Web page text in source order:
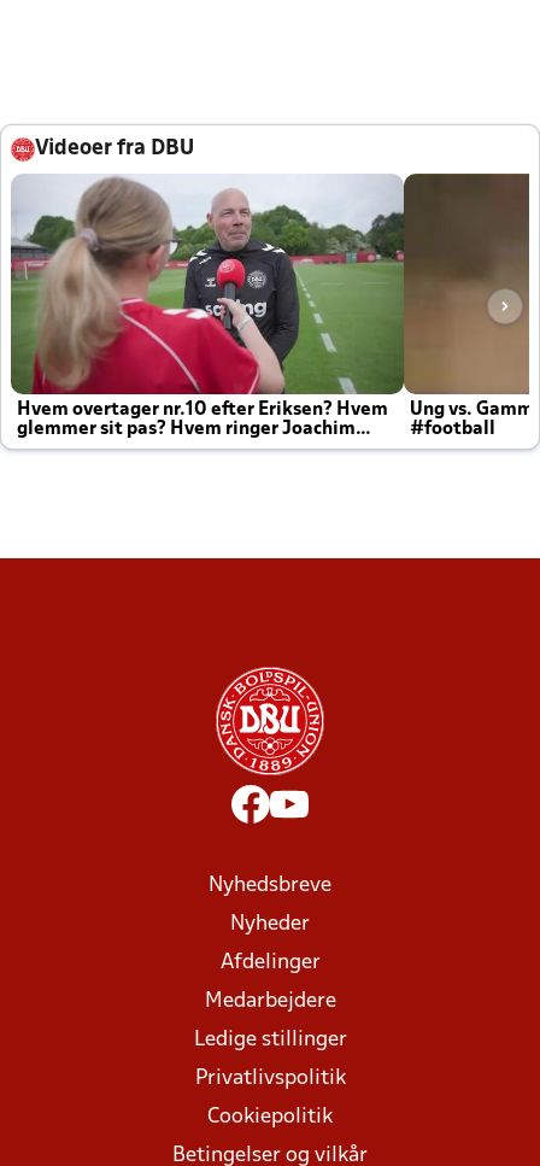
Videoer fra DBU
Hvem overtager nr.10 efter Eriksen? Hvem
glemmer sit pas? Hvem ringer Joachim
altid til efter kampe?
Ung vs.
#football
Nyhedsbreve
Nyheder
Afdelinger
Medarbejdere
Ledige stillinger
Privatlivspolitik
Cookiepolitik
Betingelser og vilkår